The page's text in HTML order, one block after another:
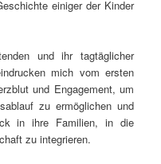
einiger der Kinder
und ihr tagtäglicher
mich vom ersten
und Engagement, um
zu ermöglichen und
in ihre Familien, in die
zu integrieren.